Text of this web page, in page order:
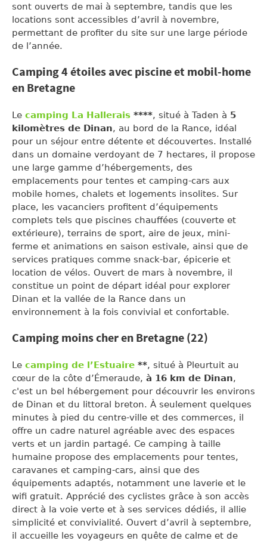
sont ouverts de mai à septembre, tandis que les
locations sont accessibles d’avril à novembre,
permettant de profiter du site sur une large période
de l’année.
Camping 4 étoiles avec piscine et mobil-home
en Bretagne
Le camping La Hallerais ****, situé à Taden à 5
kilomètres de Dinan, au bord de la Rance, idéal
pour un séjour entre détente et découvertes. Installé
dans un domaine verdoyant de 7 hectares, il propose
une large gamme d’hébergements, des
emplacements pour tentes et camping-cars aux
mobile homes, chalets et logements insolites. Sur
place, les vacanciers profitent d’équipements
complets tels que piscines chauffées (couverte et
extérieure), terrains de sport, aire de jeux, mini-
ferme et animations en saison estivale, ainsi que de
services pratiques comme snack-bar, épicerie et
location de vélos. Ouvert de mars à novembre, il
constitue un point de départ idéal pour explorer
Dinan et la vallée de la Rance dans un
environnement à la fois convivial et confortable.
Camping moins cher en Bretagne (22)
Le camping de l’Estuaire **, situé à Pleurtuit au
cœur de la côte d’Émeraude, à 16 km de Dinan,
c'est un bel hébergement pour découvrir les environs
de Dinan et du littoral breton. À seulement quelques
minutes à pied du centre-ville et des commerces, il
offre un cadre naturel agréable avec des espaces
verts et un jardin partagé. Ce camping à taille
humaine propose des emplacements pour tentes,
caravanes et camping-cars, ainsi que des
équipements adaptés, notamment une laverie et le
wifi gratuit. Apprécié des cyclistes grâce à son accès
direct à la voie verte et à ses services dédiés, il allie
simplicité et convivialité. Ouvert d’avril à septembre,
il accueille les voyageurs en quête de calme et de